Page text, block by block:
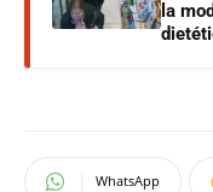
la
WhatsApp